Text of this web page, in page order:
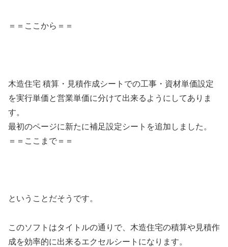
＝＝ここから＝＝
木造住宅 積算・見積作成シートでの工事・資材単価設定
を実行単価と営業単価に分けて出来るようにしてありま
す。
最初のページに新たに補足設定シートを追加しました。
＝＝ここまで＝＝
ということだそうです。
このソフトはタイトルの通りで、木造住宅の積算や見積作
成を効率的に出来るエクセルシートになります。